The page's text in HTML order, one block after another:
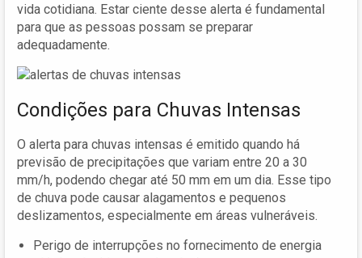
vida cotidiana. Estar ciente desse alerta é fundamental
para que as pessoas possam se preparar
adequadamente.
Condições para Chuvas Intensas
O alerta para chuvas intensas é emitido quando há
previsão de precipitações que variam entre 20 a 30
mm/h, podendo chegar até 50 mm em um dia. Esse tipo
de chuva pode causar alagamentos e pequenos
deslizamentos, especialmente em áreas vulneráveis.
Perigo de interrupções no fornecimento de energia